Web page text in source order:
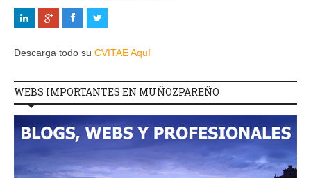
Descarga todo su CVITAE Aquí
WEBS IMPORTANTES EN MUÑOZPAREÑO